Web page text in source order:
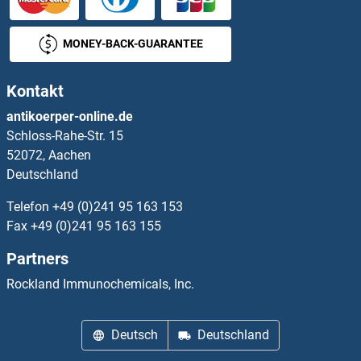
MONEY-BACK-GUARANTEE
Kontakt
antikoerper-online.de
Schloss-Rahe-Str. 15
52072, Aachen
Deutschland
Telefon +49 (0)241 95 163 153
Fax +49 (0)241 95 163 155
Partners
Rockland Immunochemicals, Inc.
Deutsch Deutschland